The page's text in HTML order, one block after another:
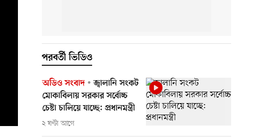
পরবর্তী ভিডিও
অডিও সংবাদ
জ্বালানি সংকট
মোকাবিলায় সরকার সর্বোচ্চ
চেষ্টা চালিয়ে যাচ্ছে: প্রধানমন্ত্রী
২ ঘণ্টা আগে